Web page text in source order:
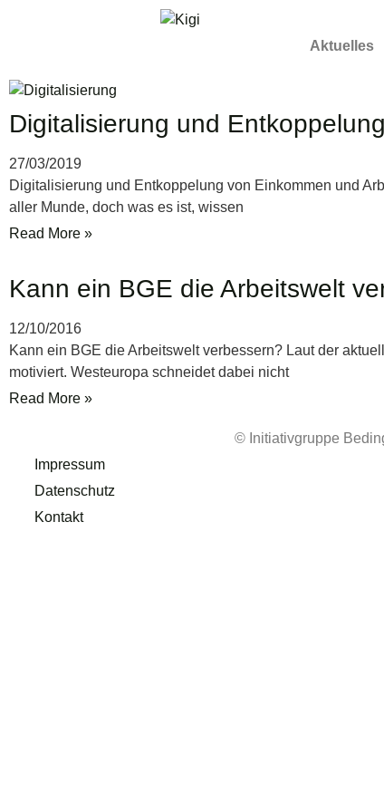
Aktuelles
Digitalisierung und
27/03/2019
Digitalisierung und Entkoppelung von Einkommen und
aller Munde, doch was es ist, wissen
Read More »
Kann ein BGE die Arbeitswelt
12/10/2016
Kann ein BGE die Arbeitswelt verbessern? Laut der
motiviert. Westeuropa schneidet dabei nicht
Read More »
© Initiativgruppe
Impressum
Datenschutz
Kontakt